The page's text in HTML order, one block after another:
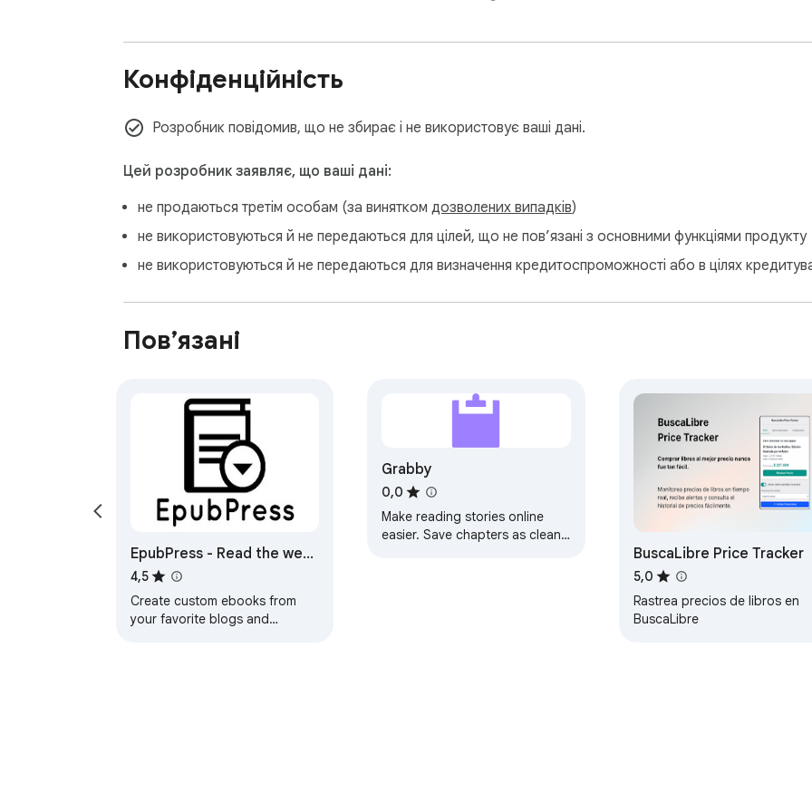
Конфіденційність
Розробник повідомив, що не збирає і не використовує ваші дані.
Цей розробник заявляє, що ваші дані:
не продаються третім особам (за винятком дозволених випадків)
не використовуються й не передаються для цілей, що не пов’язані з основними функціями продукту
не використовуються й не передаються для визначення кредитоспроможності або в цілях
Пов’язані
EpubPress - Read the web
offline
4,5
Create custom ebooks from
your favorite blogs and
Grabby
0,0
Make reading stories online
easier. Save chapters as clean,
BuscaLibre Price Tracker
5,0
Rastrea precios de libros en
BuscaLibre